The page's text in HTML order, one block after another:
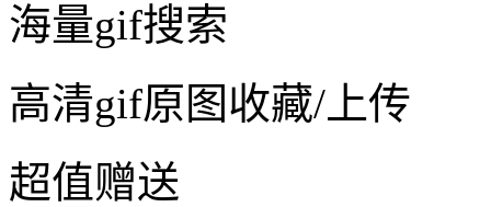
海量gif搜索
高清gif原图收藏/上传
超值赠送